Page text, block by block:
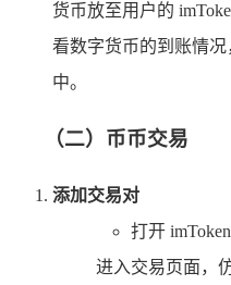
货币放至用户的
看数字货币的到账情
中。
（二）币币交易
添加交易对
打开
进入交易页面，